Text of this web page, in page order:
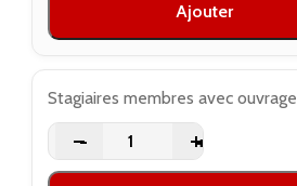
Ajouter
Stagiaires membres avec ouvrage
- +